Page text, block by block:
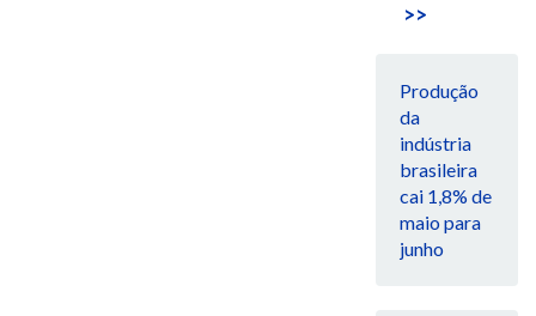
>>
Produção
da
indústria
brasileira
cai 1,8% de
maio para
junho